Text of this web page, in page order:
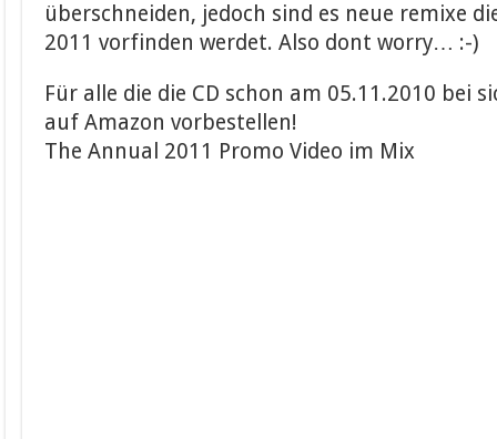
überschneiden, jedoch sind es neue remixe
2011 vorfinden werdet. Also dont worry… :-)
Für alle die die CD schon am 05.11.2010 bei
auf Amazon vorbestellen!
The Annual 2011 Promo Video im Mix